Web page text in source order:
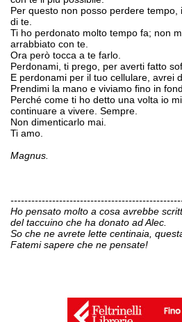
Per questo non posso perdere
di te.
Ti ho perdonato molto tempo fa; non
arrabbiato con te.
Ora però tocca a te farlo.
Perdonami, ti prego, per averti fatto
E perdonami per il tuo cellulare, avrei
Prendimi la mano e viviamo fino in
Perché come ti ho detto una volta io
continuare a vivere. Sempre.
Non dimenticarlo mai.
Ti amo.
Magnus.
Ho pensato molto a cosa avrebbe
del taccuino che ha donato ad Alec.
So che ne avrete lette centinaia,
Fatemi sapere che ne pensate!